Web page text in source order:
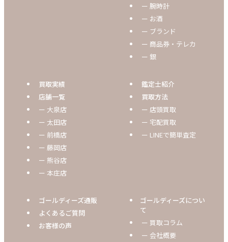
ー 腕時計
ー お酒
ー ブランド
ー 商品券・テレカ
ー 銀
買取実績
店舗一覧
ー 大泉店
ー 太田店
ー 前橋店
ー 藤岡店
ー 熊谷店
ー 本庄店
鑑定士紹介
買取方法
ー 店頭買取
ー 宅配買取
ー LINEで簡単査定
ゴールディーズ通販
よくあるご質問
お客様の声
ゴールディーズについ
て
ー 買取コラム
ー 会社概要